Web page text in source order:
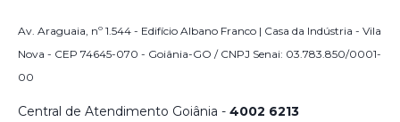
Av. Araguaia, nº 1.544 - Edifício Albano Franco | Casa da Indústria - Vila
Nova - CEP 74645-070 - Goiânia-GO / CNPJ Senai: 03.783.850/0001-
00
Central de Atendimento Goiânia - 4002 6213